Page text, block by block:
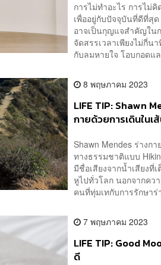
การไม่ทำอะไร การไม่
เพื่ออยู่กับปัจจุบันที่ดีที่สุด
อาจเป็นกุญแจสำคัญใน
จัดสรรเวลาเพียงไม่กี่
กับลมหายใจ โอบกอดแ
8 พฤษภาคม 2023
LIFE TIP: Shawn
กายด้วยการเดินใน
Shawn Mendes ร่างก
ทางธรรมชาติแบบ
มีชื่อเสียงจากน้ำเสียง
หูไปทั่วโลก นอกจากคว
คนที่ทุ่มเทกับการรักษาร่
7 พฤษภาคม 2023
LIFE TIP: Good
ดี